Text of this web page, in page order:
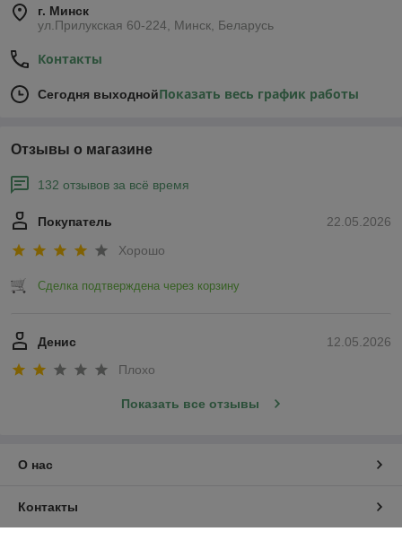
г. Минск
ул.Прилукская 60-224, Минск, Беларусь
Контакты
Сегодня выходнойПоказать весь график работы
Отзывы о магазине
132 отзывов за всё время
22.05.2026
Покупатель
Хорошо
Сделка подтверждена через корзину
12.05.2026
Денис
Плохо
Показать все отзывы
О нас
Контакты